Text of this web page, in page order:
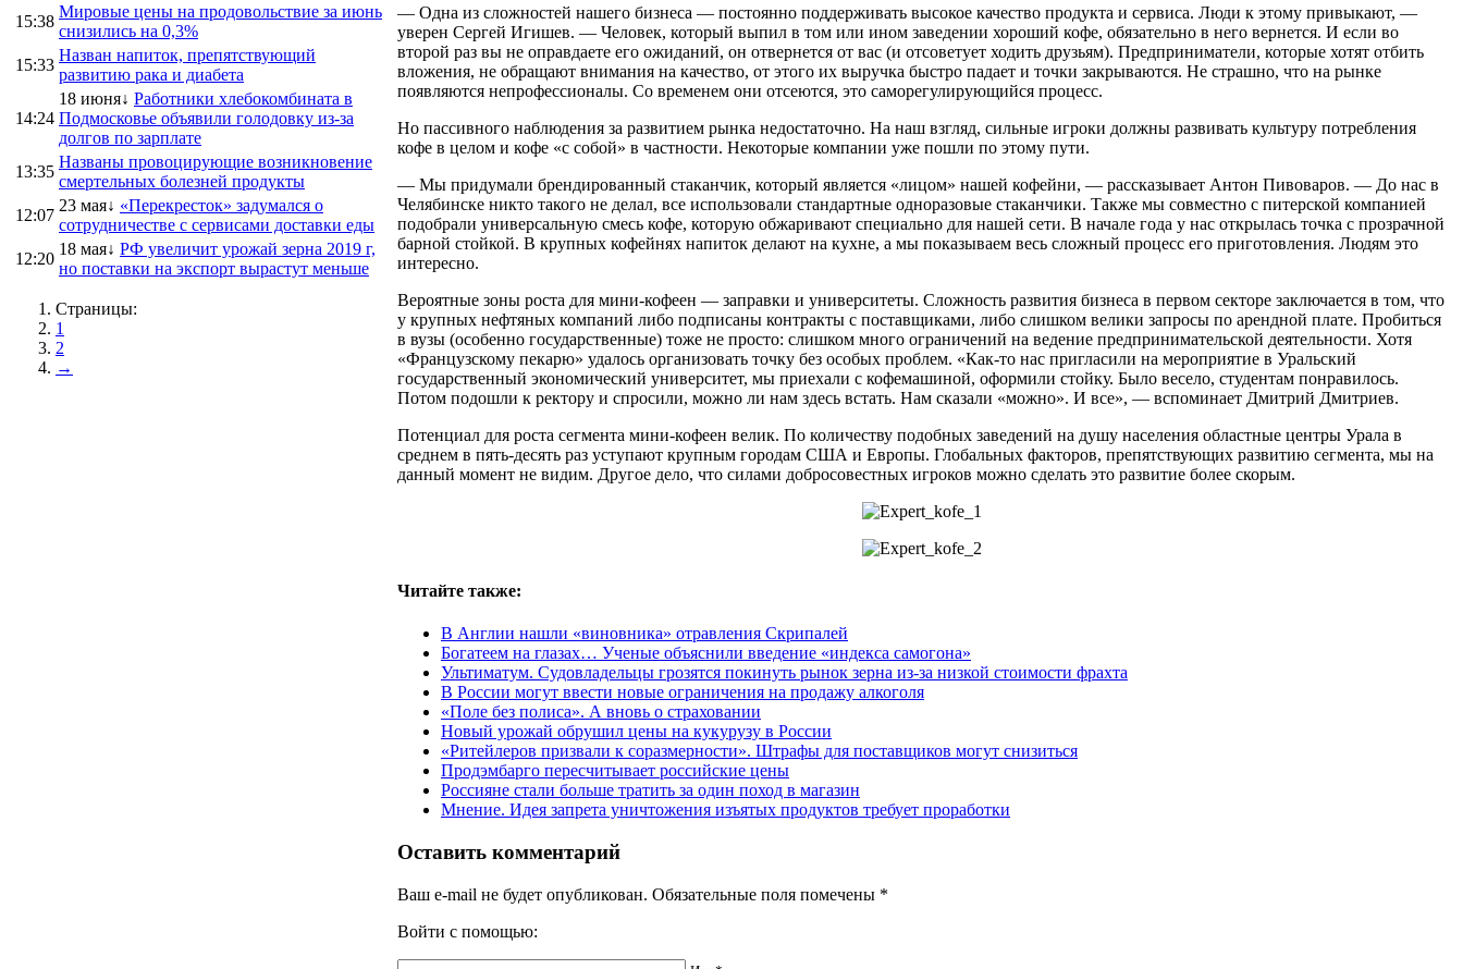
15:38
Мировые цены на продовольствие за июнь
снизились на 0,3%
15:33
Назван напиток, препятствующий
развитию рака и диабета
14:24
18 июня↓ Работники хлебокомбината в
Подмосковье объявили голодовку из-за
долгов по зарплате
13:35
Названы провоцирующие возникновение
смертельных болезней продукты
12:07
23 мая↓ «Перекресток» задумался о
сотрудничестве с сервисами доставки еды
12:20
18 мая↓ РФ увеличит урожай зерна 2019 г,
но поставки на экспорт вырастут меньше
Страницы:
1
2
→
— Одна из сложностей нашего бизнеса — постоянно поддерживать высокое качество продукта и сервиса. Люди к этому привыкают, —
уверен Сергей Игишев. — Человек, который выпил в том или ином заведении хороший кофе, обязательно в него вернется. И если во
второй раз вы не оправдаете его ожиданий, он отвернется от вас (и отсоветует ходить друзьям). Предприниматели, которые хотят отбить
вложения, не обращают внимания на качество, от этого их выручка быстро падает и точки закрываются. Не страшно, что на рынке
появляются непрофессионалы. Со временем они отсеются, это саморегулирующийся процесс.
Но пассивного наблюдения за развитием рынка недостаточно. На наш взгляд, сильные игроки должны развивать культуру потребления
кофе в целом и кофе «с собой» в частности. Некоторые компании уже пошли по этому пути.
— Мы придумали брендированный стаканчик, который является «лицом» нашей кофейни, — рассказывает Антон Пивоваров. — До нас в
Челябинске никто такого не делал, все использовали стандартные одноразовые стаканчики. Также мы совместно с питерской компанией
подобрали универсальную смесь кофе, которую обжаривают специально для нашей сети. В начале года у нас открылась точка с прозрачной
барной стойкой. В крупных кофейнях напиток делают на кухне, а мы показываем весь сложный процесс его приготовления. Людям это
интересно.
Вероятные зоны роста для мини-кофеен — заправки и университеты. Сложность развития бизнеса в первом секторе заключается в том, что
у крупных нефтяных компаний либо подписаны контракты с поставщиками, либо слишком велики запросы по арендной плате. Пробиться
в вузы (особенно государственные) тоже не просто: слишком много ограничений на ведение предпринимательской деятельности. Хотя
«Французскому пекарю» удалось организовать точку без особых проблем. «Как-то нас пригласили на мероприятие в Уральский
государственный экономический университет, мы приехали с кофемашиной, оформили стойку. Было весело, студентам понравилось.
Потом подошли к ректору и спросили, можно ли нам здесь встать. Нам сказали «можно». И все», — вспоминает Дмитрий Дмитриев.
Потенциал для роста сегмента мини-кофеен велик. По количеству подобных заведений на душу населения областные центры Урала в
среднем в пять-десять раз уступают крупным городам США и Европы. Глобальных факторов, препятствующих развитию сегмента, мы на
данный момент не видим. Другое дело, что силами добросовестных игроков можно сделать это развитие более скорым.
Читайте также:
В Англии нашли «виновника» отравления Скрипалей
Богатеем на глазах… Ученые объяснили введение «индекса самогона»
Ультиматум. Судовладельцы грозятся покинуть рынок зерна из-за низкой стоимости фрахта
В России могут ввести новые ограничения на продажу алкоголя
«Поле без полиса». А вновь о страховании
Новый урожай обрушил цены на кукурузу в России
«Ритейлеров призвали к соразмерности». Штрафы для поставщиков могут снизиться
Продэмбарго пересчитывает российские цены
Россияне стали больше тратить за один поход в магазин
Мнение. Идея запрета уничтожения изъятых продуктов требует проработки
Оставить комментарий
Ваш e-mail не будет опубликован. Обязательные поля помечены *
Войти с помощью: